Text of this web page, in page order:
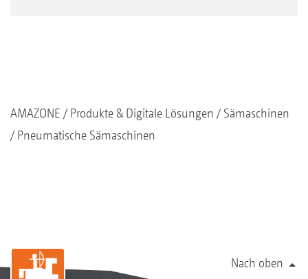
AMAZONE Produkte & Digitale Lösungen
Sämaschinen
Pneumatische Sämaschinen
Nach oben